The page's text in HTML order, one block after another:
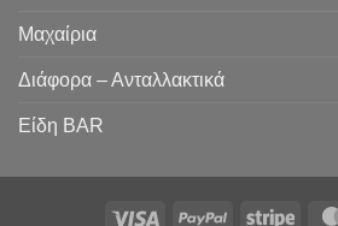
Μαχαίρια
Διάφορα – Ανταλλακτικά
Είδη ΒAR
Visa PayPal Stripe